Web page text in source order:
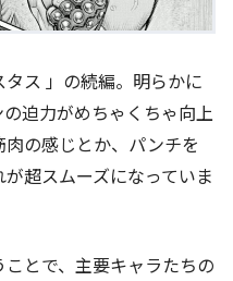
ス 」の続編。明らかに
迫力がめちゃくちゃ向上
の感じとか、パンチを
超スムーズになっていま
とで、主要キャラたちの